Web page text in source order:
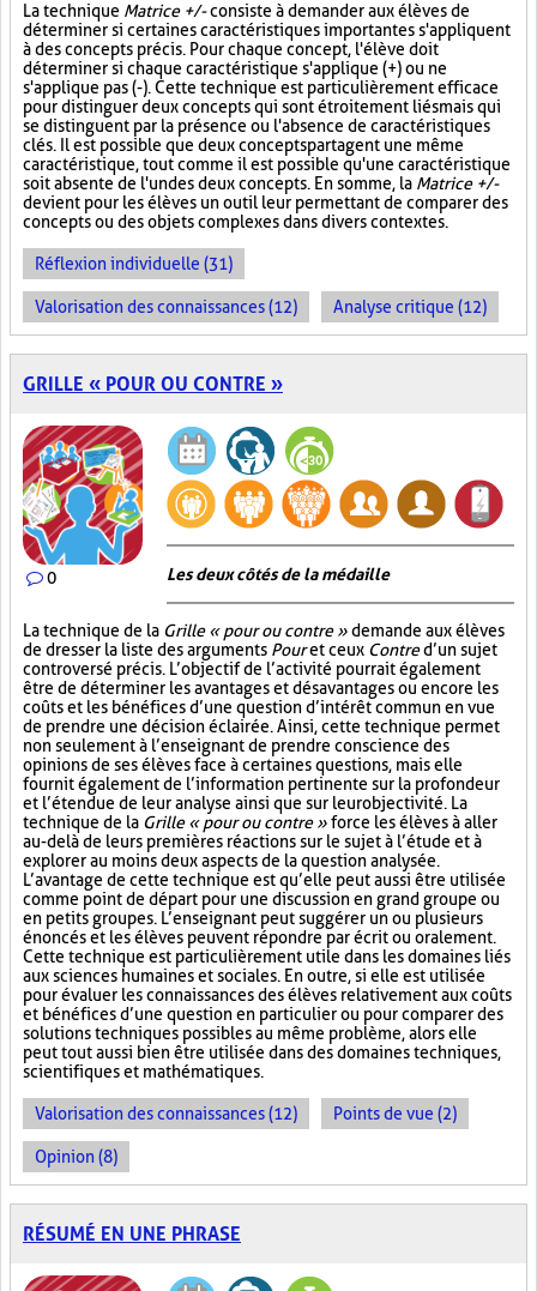
La technique Matrice +/-consiste à demander aux élèves de
déterminer si certaines caractéristiques importantes s'appliquent
à des concepts précis. Pour chaque concept, l'élève doit
déterminer si chaque caractéristique s'applique (+) ou ne
s'applique pas (-). Cette technique est particulièrement efficace
pour distinguer deux concepts qui sont étroitement liés mais qui
se distinguent par la présence ou l'absence de caractéristiques
clés. Il est possible que deux concepts partagent une même
caractéristique, tout comme il est possible qu'une caractéristique
soit absente de l'un des deux concepts. En somme, la Matrice +/-
devient pour les élèves un outil leur permettant de comparer des
concepts ou des objets complexes dans divers contextes.
Réflexion individuelle (31)
Valorisation des connaissances (12) Analyse critique (12)
GRILLE « POUR OU CONTRE »
0 Les deux côtés de la médaille
La technique de la Grille « pour ou contre »demande aux élèves
de dresser la liste des arguments Pouret ceux Contred’un sujet
controversé précis. L’objectif de l’activité pourrait également
être de déterminer les avantages et désavantages ou encore les
coûts et les bénéfices d’une question d’intérêt commun en vue
de prendre une décision éclairée. Ainsi, cette technique permet
non seulement à l’enseignant de prendre conscience des
opinions de ses élèves face à certaines questions, mais elle
fournit également de l’information pertinente sur la profondeur
et l’étendue de leur analyse ainsi que sur leur objectivité. La
technique de la Grille « pour ou contre »force les élèves à aller
au-delà de leurs premières réactions sur le sujet à l’étude et à
explorer au moins deux aspects de la question analysée.
L’avantage de cette technique est qu’elle peut aussi être utilisée
comme point de départ pour une discussion en grand groupe ou
en petits groupes. L’enseignant peut suggérer un ou plusieurs
énoncés et les élèves peuvent répondre par écrit ou oralement.
Cette technique est particulièrement utile dans les domaines liés
aux sciences humaines et sociales. En outre, si elle est utilisée
pour évaluer les connaissances des élèves relativement aux coûts
et bénéfices d’une question en particulier ou pour comparer des
solutions techniques possibles au même problème, alors elle
peut tout aussi bien être utilisée dans des domaines techniques,
scientifiques et mathématiques.
Valorisation des connaissances (12) Points de vue (2)
Opinion (8)
RÉSUMÉ EN UNE PHRASE